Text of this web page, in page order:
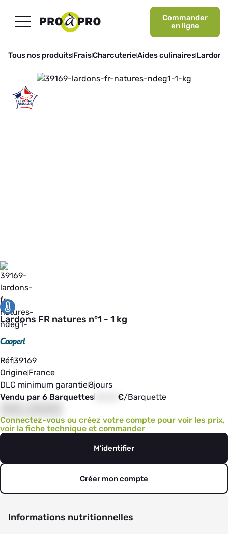
Commander
en ligne
Tous nos produitsFraisCharcuterieAides culinairesLardons
Lardons FR natures n°1 - 1 kg
Réf39169
OrigineFrance
DLC minimum garantie8jours
Vendu par 6 Barquettes
€/Barquette
Connectez-vous ou créez votre compte pour voir les prix,
voir la fiche technique et commander
M'identifier
Créer mon compte
Informations nutritionnelles